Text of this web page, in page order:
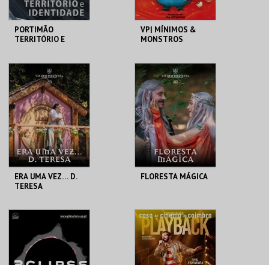
PORTIMÃO
TERRITÓRIO E
MUSEU DE
PORTIMÃO
MAIS INFO
COMPRAR
VP| MÍNIMOS &
MONSTROS
CINEMAS CINEMAX
PENAFIEL
MAIS INFO
COMPRAR
ERA UMA VEZ… D.
TERESA
SANTA MARIA DA
FLORESTA MÁGICA
SANTA MARIA DA
FEIRA
MAIS INFO